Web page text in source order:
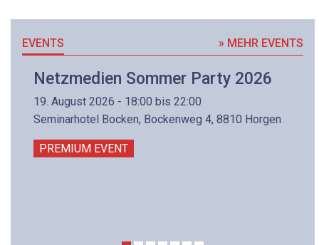
EVENTS » MEHR EVENTS
Netzmedien Sommer Party 2026
19. August 2026 - 18:00 bis 22:00
Seminarhotel Bocken, Bockenweg 4, 8810 Horgen
PREMIUM EVENT